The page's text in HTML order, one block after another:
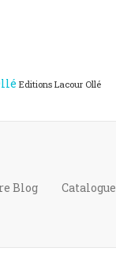
Editions Lacour Ollé
Blog Catalogue